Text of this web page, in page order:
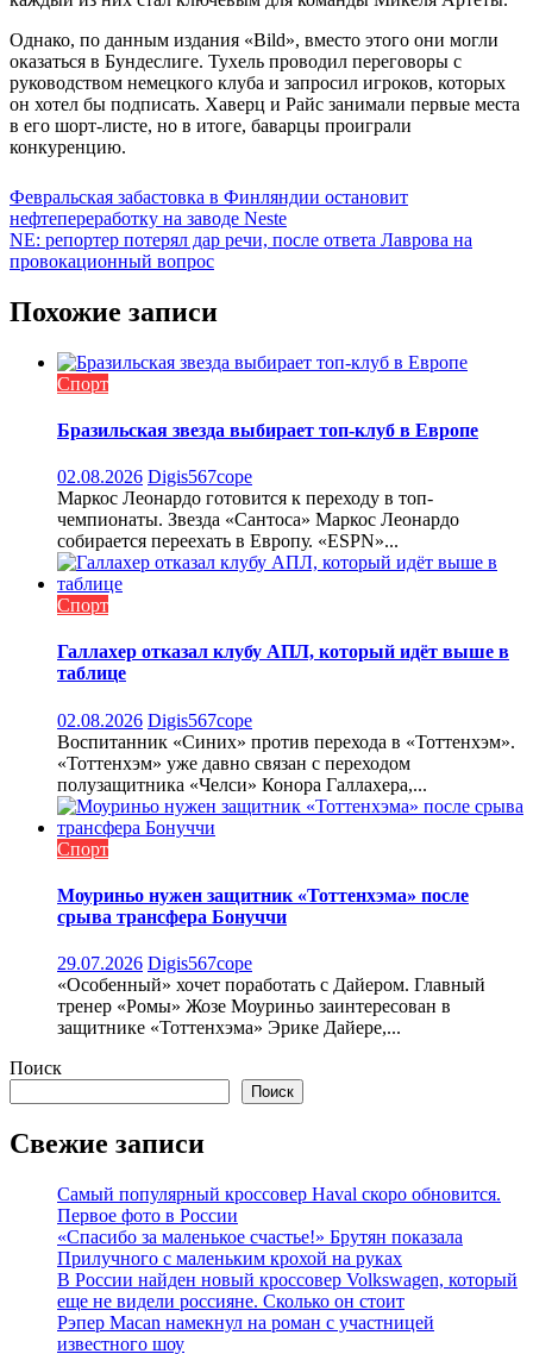
Однако, по данным издания «Bild», вместо этого они могли
оказаться в Бундеслиге. Тухель проводил переговоры с
руководством немецкого клуба и запросил игроков, которых
он хотел бы подписать. Хаверц и Райс занимали первые места
в его шорт-листе, но в итоге, баварцы проиграли
конкуренцию.
Навигация
по
записям
Февральская забастовка в Финляндии остановит
нефтепереработку на заводе Neste
NE: репортер потерял дар речи, после ответа Лаврова на
провокационный вопрос
Похожие записи
Спорт
Бразильская звезда выбирает топ-клуб в Европе
02.08.2026 Digis567cope
Маркос Леонардо готовится к переходу в топ-
чемпионаты. Звезда «Сантоса» Маркос Леонардо
собирается переехать в Европу. «ESPN»...
Спорт
Галлахер отказал клубу АПЛ, который идёт выше в
таблице
02.08.2026 Digis567cope
Воспитанник «Синих» против перехода в «Тоттенхэм».
«Тоттенхэм» уже давно связан с переходом
полузащитника «Челси» Конора Галлахера,...
Спорт
Моуриньо нужен защитник «Тоттенхэма» после
срыва трансфера Бонуччи
29.07.2026 Digis567cope
«Особенный» хочет поработать с Дайером. Главный
тренер «Ромы» Жозе Моуриньо заинтересован в
защитнике «Тоттенхэма» Эрике Дайере,...
Поиск
Поиск
Свежие записи
Самый популярный кроссовер Haval скоро обновится.
Первое фото в России
«Спасибо за маленькое счастье!» Брутян показала
Прилучного с маленьким крохой на руках
В России найден новый кроссовер Volkswagen, который
еще не видели россияне. Сколько он стоит
Рэпер Macan намекнул на роман с участницей
известного шоу